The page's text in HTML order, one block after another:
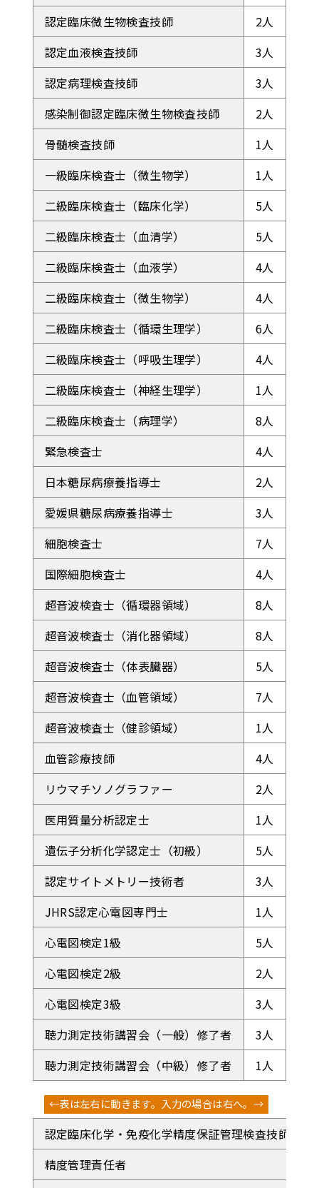
認定臨床微生物検査技師
2人
認定血液検査技師
3人
認定病理検査技師
3人
感染制御認定臨床微生物検査技師
2人
骨髄検査技師
1人
一級臨床検査士（微生物学）
1人
二級臨床検査士（臨床化学）
5人
二級臨床検査士（血清学）
5人
二級臨床検査士（血液学）
4人
二級臨床検査士（微生物学）
4人
二級臨床検査士（循環生理学）
6人
二級臨床検査士（呼吸生理学）
4人
二級臨床検査士（神経生理学）
1人
二級臨床検査士（病理学）
8人
緊急検査士
4人
日本糖尿病療養指導士
2人
愛媛県糖尿病療養指導士
3人
細胞検査士
7人
国際細胞検査士
4人
超音波検査士（循環器領域）
8人
超音波検査士（消化器領域）
8人
超音波検査士（体表臓器）
5人
超音波検査士（血管領域）
7人
超音波検査士（健診領域）
1人
血管診療技師
4人
リウマチソノグラファー
2人
医用質量分析認定士
1人
遺伝子分析化学認定士（初級）
5人
認定サイトメトリー技術者
3人
JHRS認定心電図専門士
1人
心電図検定1級
5人
心電図検定2級
2人
心電図検定3級
3人
聴力測定技術講習会（一般）修了者
3人
聴力測定技術講習会（中級）修了者
1人
認定臨床化学・免疫化学精度保証管理検査技師
精度管理責任者